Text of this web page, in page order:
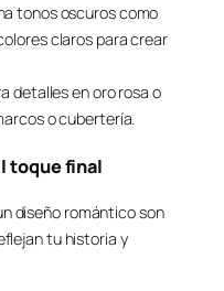
tonos oscuros como
claros para crear
detalles en oro rosa o
o cubertería.
toque final
diseño romántico son
tu historia y